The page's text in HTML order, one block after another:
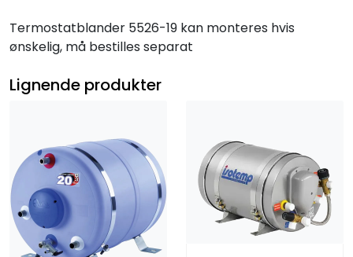
Termostatblander 5526-19 kan monteres hvis
ønskelig, må bestilles separat
Lignende produkter